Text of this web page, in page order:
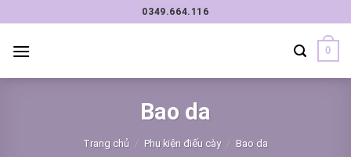
đến
nội
0349.664.116
0
Bao da
Trang chủ / Phụ kiện điếu cày / Bao da